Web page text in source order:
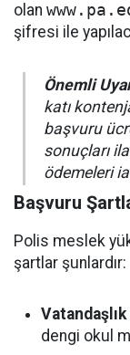
olan
şifresi ile
Önemli
katı
başvuru
sonuçları
ödemeleri
Başvuru
Polis meslek
şartlar şunlardır:
dengi okul